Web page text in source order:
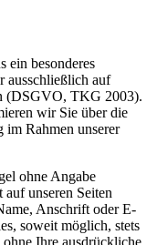
ein besonderes
ausschließlich auf
(DSGVO, TKG 2003).
wir Sie über die
im Rahmen unserer
ohne Angabe
unseren Seiten
Anschrift oder E-
soweit möglich, stets
Ihre ausdrückliche